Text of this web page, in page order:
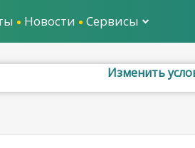
Новости Сервисы
Изменить